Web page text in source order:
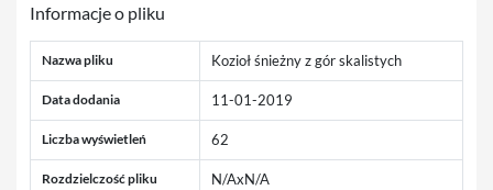
Informacje o pliku
Nazwa pliku Kozioł śnieżny z gór skalistych
Data dodania 11-01-2019
Liczba wyświetleń 62
Rozdzielczość pliku N/AxN/A